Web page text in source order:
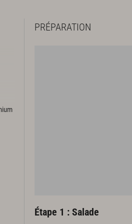
PRÉPARATION
Étape 1 : Salade